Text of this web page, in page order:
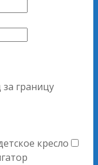
границу
кресло